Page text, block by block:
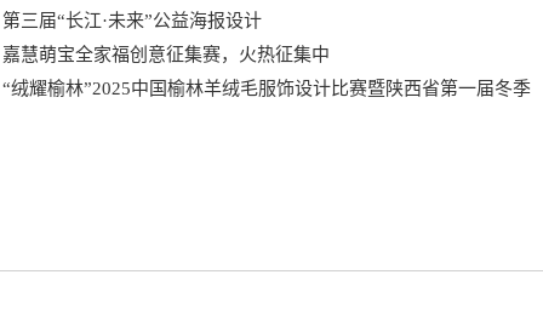
第三届“长江·未来”公益海报设计
嘉慧萌宝全家福创意征集赛，火热征集中
“绒耀榆林”2025中国榆林羊绒毛服饰设计比赛暨陕西省第一届冬季